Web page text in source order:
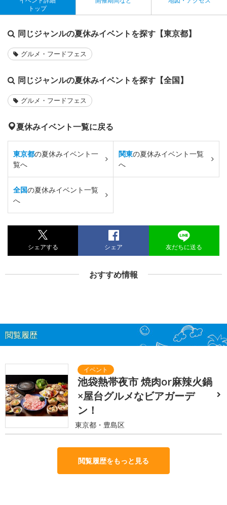
トップ
同じジャンルの夏休みイベントを探す【東京都】
グルメ・フードフェス
同じジャンルの夏休みイベントを探す【全国】
グルメ・フードフェス
夏休みイベント一覧に戻る
東京都の夏休みイベント一
覧へ
関東の夏休みイベント一覧
へ
全国の夏休みイベント一覧
へ
シェアする シェア 友だちに送る
おすすめ情報
閲覧履歴
池袋熱帯夜市 焼肉or麻辣火鍋
×屋台グルメなビアガーデ
ン！
東京都・豊島区
閲覧履歴をもっと見る